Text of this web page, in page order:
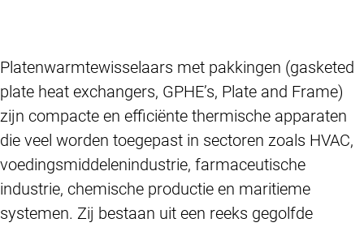
Platenwarmtewisselaars met pakkingen (gasketed
plate heat exchangers, GPHE’s, Plate and Frame)
zijn compacte en efficiënte thermische apparaten
die veel worden toegepast in sectoren zoals HVAC,
voedingsmiddelenindustrie, farmaceutische
industrie, chemische productie en maritieme
systemen. Zij bestaan uit een reeks gegolfde